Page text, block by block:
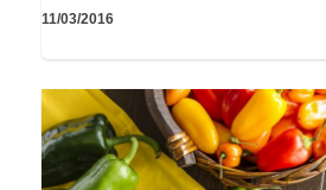
11/03/2016